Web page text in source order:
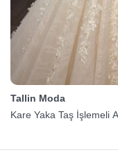
Tallin Moda
Kare Yaka Taş İşlemeli